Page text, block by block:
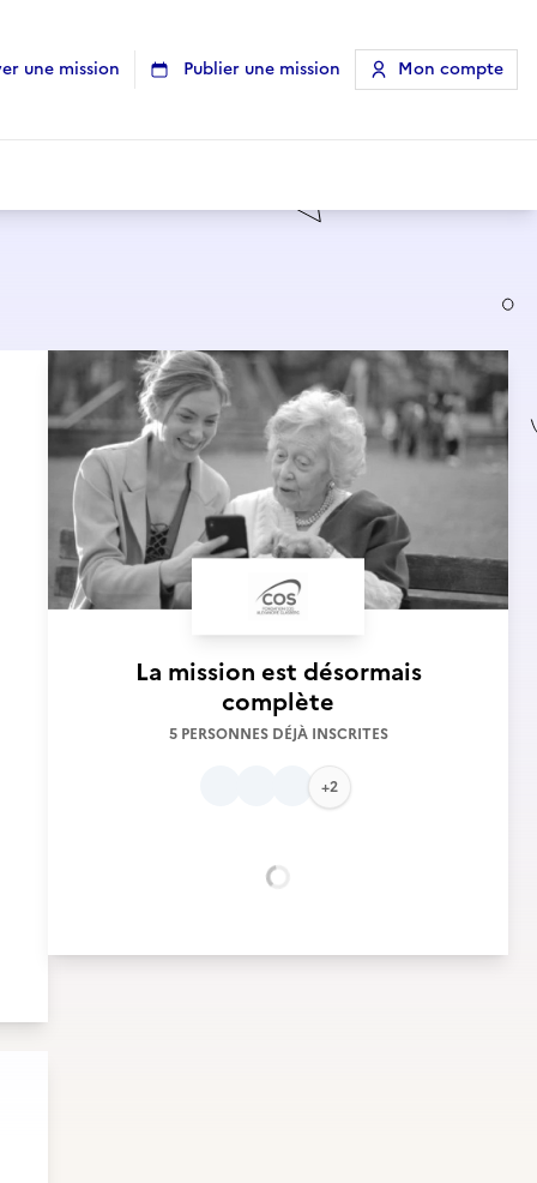
une mission Publier une mission Mon compte
La mission est désormais
complète
5 PERSONNES DÉJÀ INSCRITES
+2